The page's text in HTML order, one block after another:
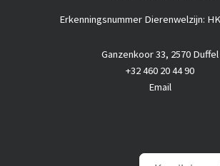
Erkenningsnummer Dierenwelzijn:
Ganzenkoor 33, 2570 Duffel
+32 460 20 44 90
Email